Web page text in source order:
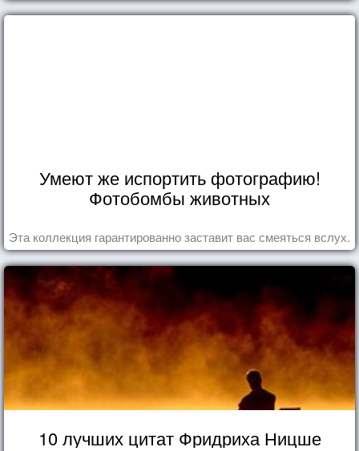
Умеют же испортить фотографию!
Фотобомбы животных
Эта коллекция гарантированно заставит вас смеяться вслух.
10 лучших цитат Фридриха Ницше